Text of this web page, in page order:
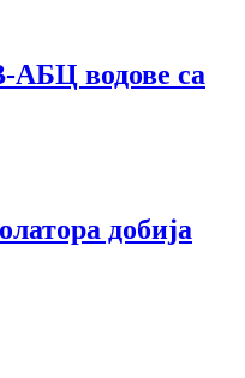
АБЦ водове са
добија